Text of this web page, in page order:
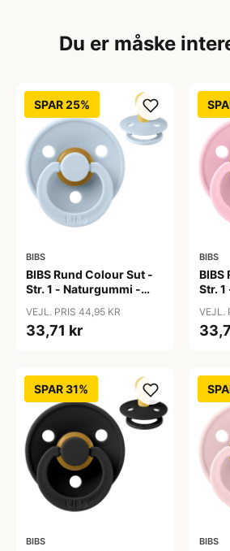
Du er måske
SPAR 25%
BIBS
BIBS Rund Colour Sut -
Str. 1 - Naturgummi -
VEJL. PRIS 44,95 KR
33,71 kr
BIBS
BIBS
Str.
VEJL.
SPAR 31%
BIBS BIBS